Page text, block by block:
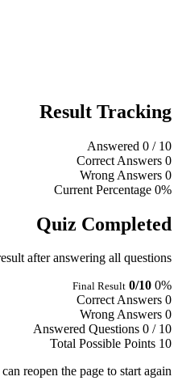
Result Tracking
Answered 0/ 10
Correct Answers 0
Wrong Answers 0
Current Percentage 0%
Quiz Completed
after answering all questions.
Final Result 0/10 0%
Correct Answers 0
Wrong Answers 0
Answered Questions 0 / 10
Total Possible Points 10
can reopen the page to start again.